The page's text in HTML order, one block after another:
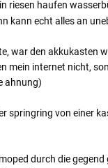
riesen haufen
kann echt alles an
war den akkukasten
mein internet nicht,
ahnung)
springring von einer
durch die